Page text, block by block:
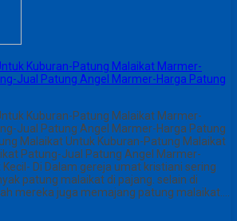
Kuburan-Patung Malaikat Marmer-
Jual Patung Angel Marmer-Harga Patung
Kuburan-Patung Malaikat Marmer-
Jual Patung Angel Marmer-Harga Patung
Malaikat Untuk Kuburan-Patung Malaikat
Patung-Jual Patung Angel Marmer-
Di Dalam gereja umat kristiani sering
patung malaikat di pajang. selain di
mereka juga memajang patung malaikat….